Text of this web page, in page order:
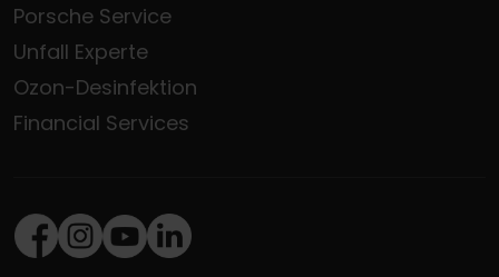
Porsche Service
Unfall Experte
Ozon-Desinfektion
Financial Services
Facebook
Instagram
Youtube
LinkedIn